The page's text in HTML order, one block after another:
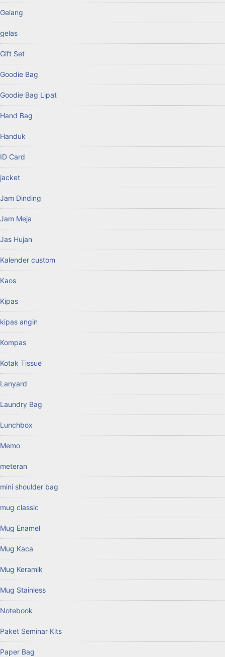
Gelang
gelas
Gift Set
Goodie Bag
Goodie Bag Lipat
Hand Bag
Handuk
ID Card
jacket
Jam Dinding
Jam Meja
Jas Hujan
Kalender custom
Kaos
Kipas
kipas angin
Kompas
Kotak Tissue
Lanyard
Laundry Bag
Lunchbox
Memo
meteran
mini shoulder bag
mug classic
Mug Enamel
Mug Kaca
Mug Keramik
Mug Stainless
Notebook
Paket Seminar Kits
Paper Bag